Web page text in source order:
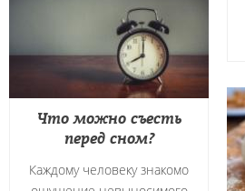
Что можно съесть
перед сном?
Каждому человеку знакомо